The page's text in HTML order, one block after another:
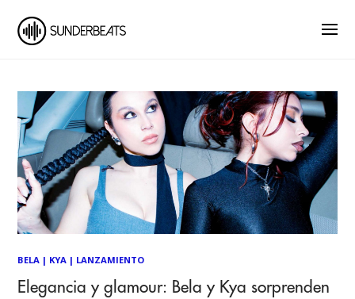
BELA | KYA | LANZAMIENTO
Elegancia y glamour: Bela y Kya sorprenden